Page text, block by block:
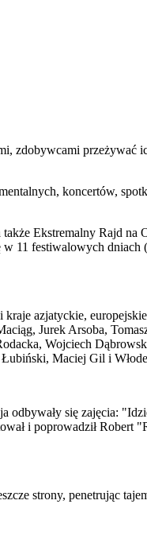
zdobywcami przeżywać
koncertów,
także Ekstremalny Rajd na
w 11 festiwalowych
azjatyckie,
Jurek Arsoba,
Wojciech
Maciej Gil i
odbywały się zajęcia:
i poprowadził Robert
strony, penetrując